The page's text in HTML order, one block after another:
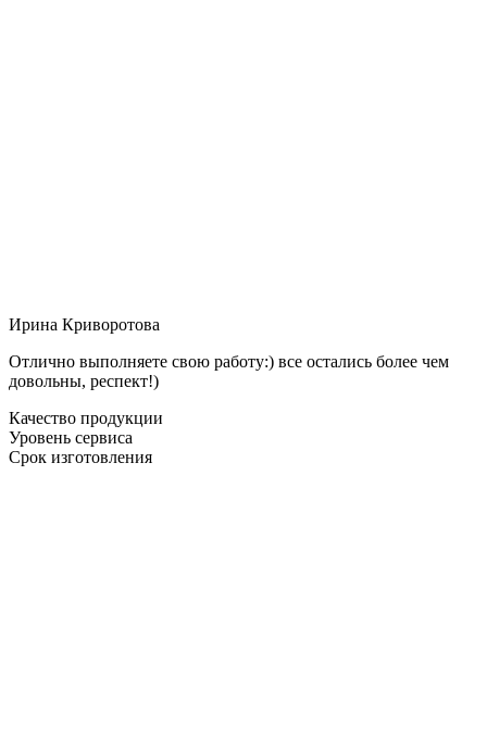
Ирина Криворотова
Отлично выполняете свою работу:) все остались более чем
довольны, респект!)
Качество продукции
Уровень сервиса
Срок изготовления